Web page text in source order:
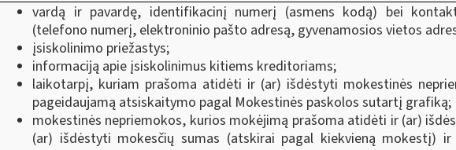
vardą ir pavardę, identifikacinį numerį (asmens kodą) bei
(telefono numerį, elektroninio pašto adresą, gyvenamosios vietos
įsiskolinimo priežastys;
informaciją apie įsiskolinimus kitiems kreditoriams;
laikotarpį, kuriam prašoma atidėti ir (ar) išdėstyti mokestinės
pageidaujamą atsiskaitymo pagal Mokestinės paskolos sutartį grafiką;
mokestinės nepriemokos, kurios mokėjimą prašoma atidėti ir (ar)
(ar) išdėstyti mokesčių sumas (atskirai pagal kiekvieną mokestį)